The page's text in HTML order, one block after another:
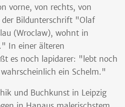
vorne, von rechts, von
Bildunterschrift "Olaf
(Wroclaw), wohnt in
In einer älteren
es noch lapidarer: "lebt noch
ein Schelm."
und Buchkunst in Leipzig